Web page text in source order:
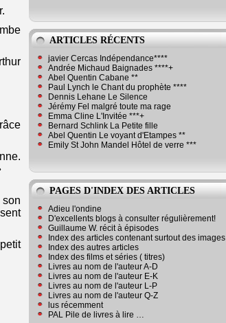
ARTICLES RÉCENTS
javier Cercas Indépendance****
Andrée Michaud Baignades ****+
Abel Quentin Cabane **
Paul Lynch le Chant du prophète ****
Dennis Lehane Le Silence
Jérémy Fel malgré toute ma rage
Emma Cline L'Invitée ***+
Bernard Schlink La Petite fille
Abel Quentin Le voyant d'Etampes **
Emily St John Mandel Hôtel de verre ***
PAGES D'INDEX DES ARTICLES
Adieu l'ondine
D'excellents blogs à consulter régulièrement!
Guillaume W. récit à épisodes
Index des articles contenant surtout des images
Index des autres articles
Index des films et séries ( titres)
Livres au nom de l'auteur A-D
Livres au nom de l'auteur E-K
Livres au nom de l'auteur L-P
Livres au nom de l'auteur Q-Z
lus récemment
PAL Pile de livres à lire …